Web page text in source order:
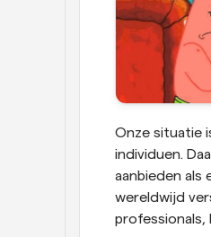
Onze situatie
individuen.
aanbieden als
wereldwijd